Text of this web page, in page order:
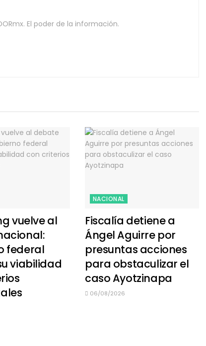
El poder de la información.
vuelve al
federal
viabilidad
NACIONAL
Fiscalía detiene a
Ángel Aguirre por
presuntas acciones
para obstaculizar el
caso Ayotzinapa
06/08/2026